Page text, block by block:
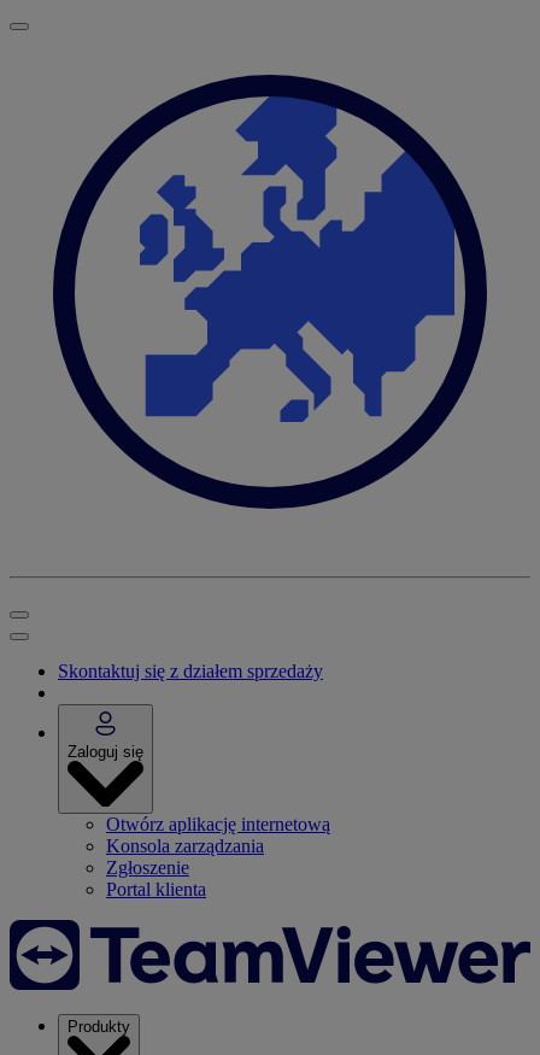
Skontaktuj się z działem sprzedaży
Zaloguj się
Otwórz aplikację internetową
Konsola zarządzania
Zgłoszenie
Portal klienta
Produkty